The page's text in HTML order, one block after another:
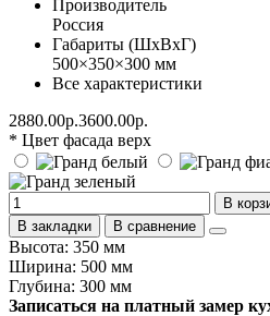
Производитель
Россия
Габариты (ШхВхГ)
500×350×300 мм
Все характеристики
2880.00р.3600.00р.
* Цвет фасада верх
В
В закладки
В сравнение
Высота: 350 мм
Ширина: 500 мм
Глубина: 300 мм
Записаться на платный замер